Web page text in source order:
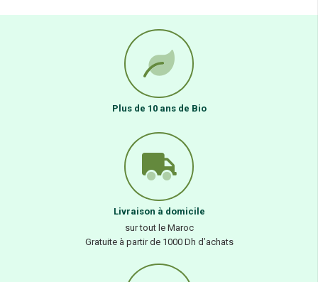
Plus de 10 ans de Bio
Livraison à domicile
sur tout le Maroc
Gratuite à partir de 1000 Dh d’achats